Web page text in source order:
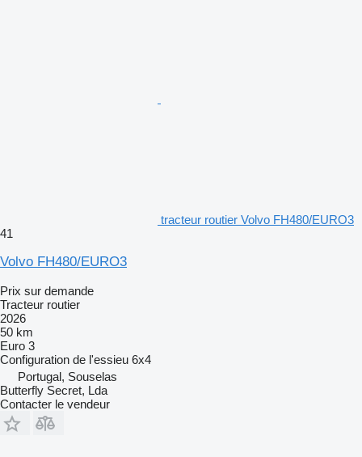
tracteur routier Volvo FH480/EURO3
41
Volvo FH480/EURO3
Prix sur demande
Tracteur routier
2026
50 km
Euro 3
Configuration de l'essieu 6x4
Portugal, Souselas
Butterfly Secret, Lda
Contacter le vendeur